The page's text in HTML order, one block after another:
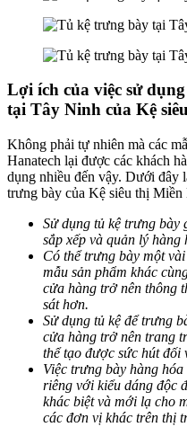
Lợi ích của việc sử
tại Tây Ninh của Kệ
Không phải tự nhiên mà các
Hanatech lại được các khách
dụng nhiều đến vậy. Dưới đây
trưng bày của Kệ siêu thị Miền
Sử dụng tủ kệ trưng bày
sắp xếp và quản lý hàng
Có thể trưng bày một
mẫu sản phẩm khác
cửa hàng trở nên thông
sát hơn.
Sử dụng tủ kệ để trưng
cửa hàng trở nên trang
thể tạo được sức hút đối
Việc trưng bày hàng
riêng với kiểu dáng độc
khác biệt và mới lạ cho
các đơn vị khác trên thị